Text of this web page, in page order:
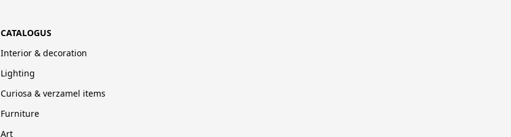
CATALOGUS
Interior & decoration
Lighting
Curiosa & verzamel items
Furniture
Art